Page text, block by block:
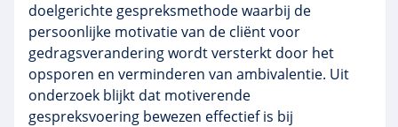
doelgerichte gespreksmethode waarbij de
persoonlijke motivatie van de cliënt voor
gedragsverandering wordt versterkt door het
opsporen en verminderen van ambivalentie. Uit
onderzoek blijkt dat motiverende
gespreksvoering bewezen effectief is bij